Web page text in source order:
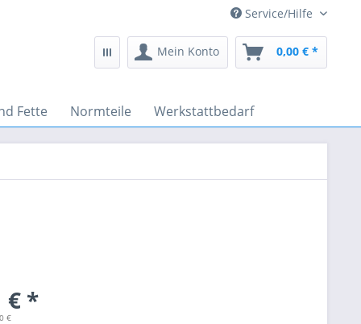
Service/Hilfe
Mein Konto 0,00 € *
Fette Normteile Werkstattbedarf
€ *
€